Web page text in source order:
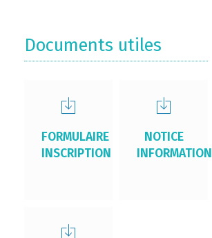
Documents utiles
FORMULAIRE
INSCRIPTION
NOTICE
INFORMATION